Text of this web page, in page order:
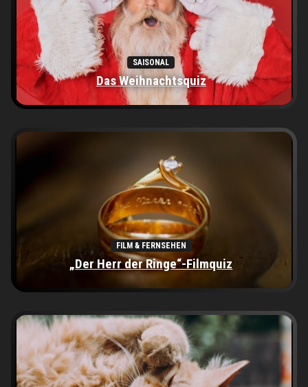
SAISONAL
Das Weihnachtsquiz
FILM & FERNSEHEN
„Der Herr der Ringe“-Filmquiz